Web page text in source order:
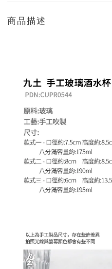
商品描述